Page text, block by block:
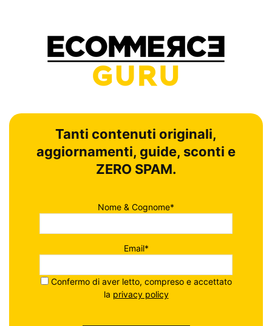
Tanti contenuti originali,
aggiornamenti, guide, sconti e
ZERO SPAM.
Nome & Cognome*
Email*
Confermo di aver letto, compreso e accettato
la privacy policy